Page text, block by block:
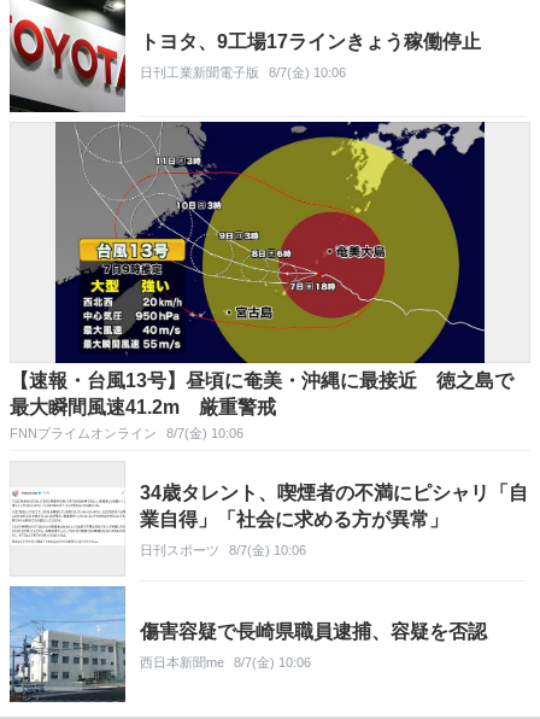
トヨタ、9工場17ラインきょう稼働停止
日刊工業新聞電子版 8/7(金) 10:06
【速報・台風13号】昼頃に奄美・沖縄に最接近 徳之島で
最大瞬間風速41.2m 厳重警戒
FNNプライムオンライン 8/7(金) 10:06
34歳タレント、喫煙者の不満にピシャリ「自
業自得」「社会に求める方が異常」
日刊スポーツ 8/7(金) 10:06
傷害容疑で長崎県職員逮捕、容疑を否認
西日本新聞me 8/7(金) 10:06